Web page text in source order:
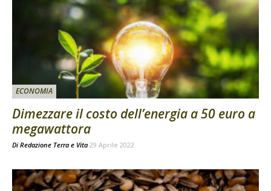
ECONOMIA
Dimezzare il costo dell’energia a 50 euro a
megawattora
Di Redazione Terra e Vita 29 Aprile 2022